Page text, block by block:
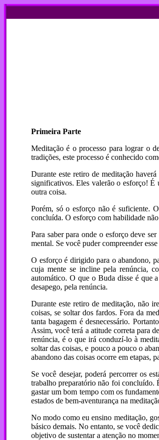
Primeira Parte
Meditação é o processo para lograr o
tradições, este processo é conhecido
Durante este retiro de meditação
significativos. Eles valerão o esforço! É
outra coisa.
Porém, só o esforço não é suficiente.
concluída. O esforço com habilidade
Para saber para onde o esforço deve
mental. Se você puder compreender
O esforço é dirigido para o abandono,
cuja mente se incline pela renúncia,
automático. O que o Buda disse é que
desapego, pela renúncia.
Durante este retiro de meditação, não
coisas, se soltar dos fardos. Fora da
tanta bagagem é desnecessário.
Assim, você terá a atitude correta para
renúncia, é o que irá conduzí-lo à
soltar das coisas, e pouco a pouco o
abandono das coisas ocorre em etapas,
Se você desejar, poderá percorrer os
trabalho preparatório não foi concluído.
gastar um bom tempo com os
estados de bem-aventurança na
No modo como eu ensino meditação,
básico demais. No entanto, se você
objetivo de sustentar a atenção no